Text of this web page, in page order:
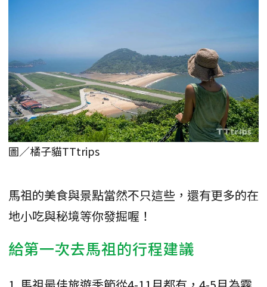
圖／橘子貓TTtrips
馬祖的美食與景點當然不只這些，還有更多的在
地小吃與秘境等你發掘喔！
給第一次去馬祖的行程建議